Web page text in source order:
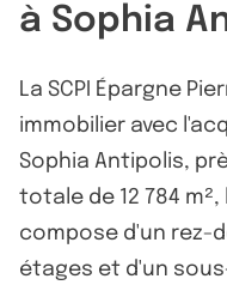
à Sophia
La SCPI Épargne
immobilier avec
Sophia Antipolis,
totale de 12 784
compose d'un rez-
étages et d'un